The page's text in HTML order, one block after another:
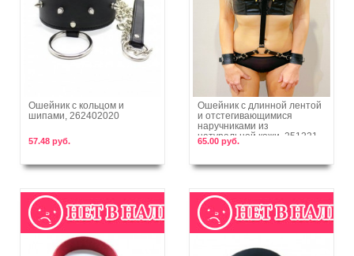
В корзину
Ошейник с кольцом и
шипами, 262402020
57.48 руб.
В корзину
Ошейник с длинной лентой
и отстегивающимися
наручниками из
натуральной кожи, 251221
65.00 руб.